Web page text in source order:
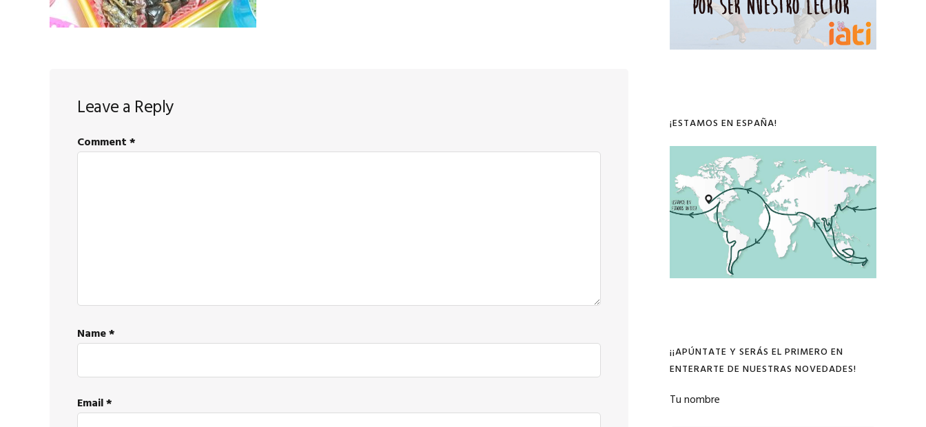
Interactions
Leave a Reply
Comment*
Name*
Email*
¡ESTAMOS EN ESPAÑA!
¡¡APÚNTATE Y SERÁS EL PRIMERO EN
ENTERARTE DE NUESTRAS NOVEDADES!
Tu nombre